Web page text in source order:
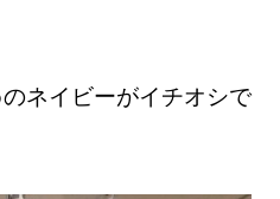
ネイビーがイチオシで